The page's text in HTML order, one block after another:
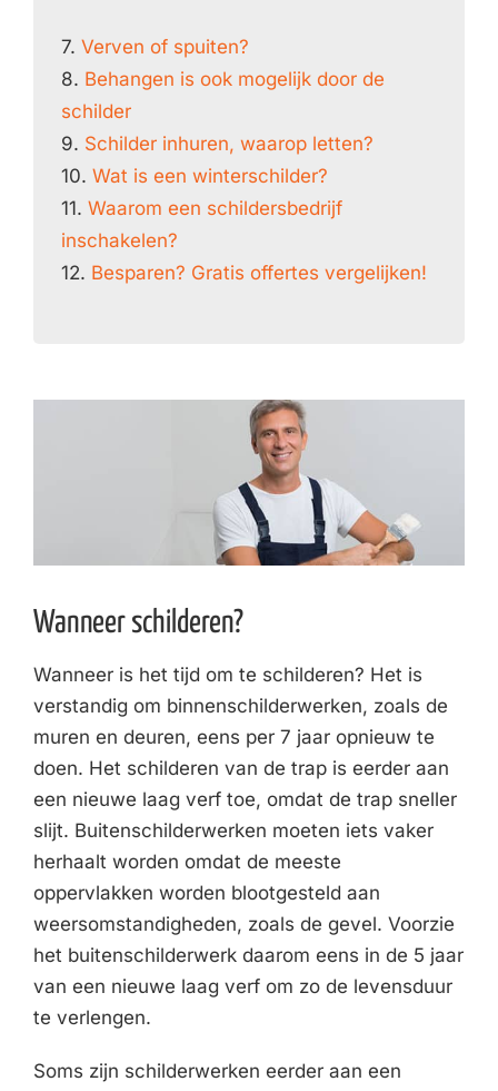
7. Verven of spuiten?
8. Behangen is ook mogelijk door de
schilder
9. Schilder inhuren, waarop letten?
10. Wat is een winterschilder?
11. Waarom een schildersbedrijf
inschakelen?
12. Besparen? Gratis offertes vergelijken!
Wanneer schilderen?
Wanneer is het tijd om te schilderen? Het is
verstandig om binnenschilderwerken, zoals de
muren en deuren, eens per 7 jaar opnieuw te
doen. Het schilderen van de trap is eerder aan
een nieuwe laag verf toe, omdat de trap sneller
slijt. Buitenschilderwerken moeten iets vaker
herhaalt worden omdat de meeste
oppervlakken worden blootgesteld aan
weersomstandigheden, zoals de gevel. Voorzie
het buitenschilderwerk daarom eens in de 5 jaar
van een nieuwe laag verf om zo de levensduur
te verlengen.
Soms zijn schilderwerken eerder aan een